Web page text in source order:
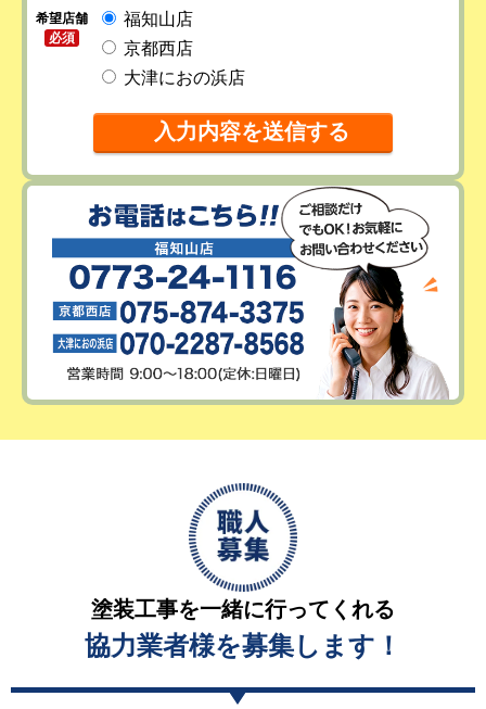
希望店舗
必須
福知山店
京都西店
大津におの浜店
塗装工事を一緒に行ってくれる
協力業者様を募集します！